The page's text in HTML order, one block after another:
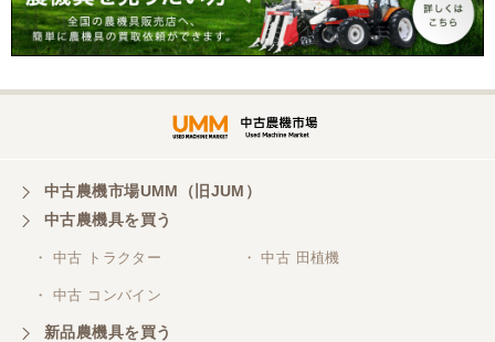
山梨県／
迅速丁寧にご対応くださいました。この度はありが
です。
山梨県／井上農場
このたびはお取引ありがとうございました。 梱包も
中古農機市場UMM（旧JUM）
中古農機具を買う
・ 中古 トラクター ・ 中古 田植機
・ 中古 コンバイン
新品農機具を買う